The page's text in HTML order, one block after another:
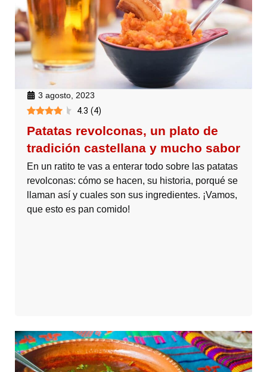
3 agosto, 2023
4.3 (4)
Patatas revolconas, un plato de
tradición castellana y mucho sabor
En un ratito te vas a enterar todo sobre las patatas
revolconas: cómo se hacen, su historia, porqué se
llaman así y cuales son sus ingredientes. ¡Vamos,
que esto es pan comido!